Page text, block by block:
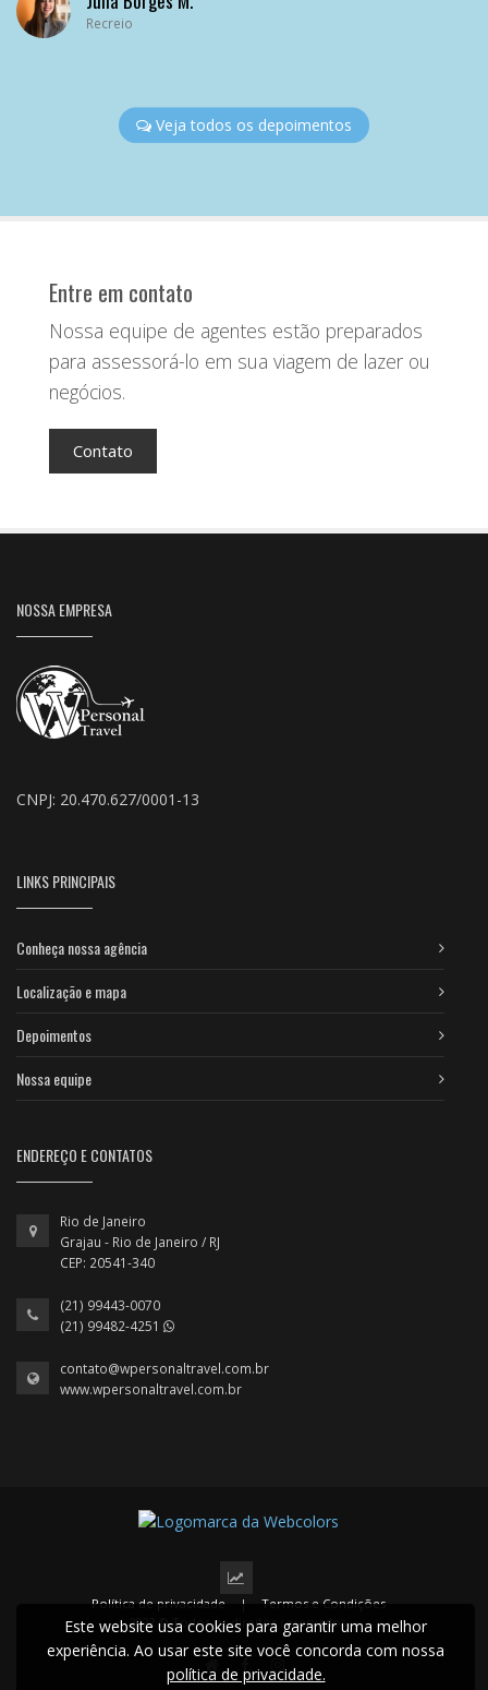
Recreio
Veja todos os depoimentos
Entre em contato
Nossa equipe de agentes estão preparados
para assessorá-lo em sua viagem de lazer ou
negócios.
Contato
NOSSA EMPRESA
CNPJ: 20.470.627/0001-13
LINKS PRINCIPAIS
Conheça nossa agência
Localização e mapa
Depoimentos
Nossa equipe
ENDEREÇO E CONTATOS
Rio de Janeiro
Grajau - Rio de Janeiro / RJ
CEP: 20541-340
(21) 99443-0070
(21) 99482-4251
contato@wpersonaltravel.com.br
www.wpersonaltravel.com.br
Política de privacidade |
Termos e Condições
2022 © Todos os direitos reservados.
Este website usa cookies para garantir uma melhor
experiência. Ao usar este site você concorda com nossa
política de privacidade.